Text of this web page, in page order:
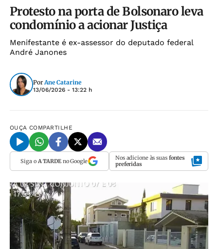
Protesto na porta de Bolsonaro leva
condomínio a acionar Justiça
Menifestante é ex-assessor do deputado federal
André Janones
Por Ane Catarine
13/06/2026 - 13:22 h
OUÇA COMPARTILHE
Siga o A TARDEno Google Nos adicione às suas fontes
preferidas